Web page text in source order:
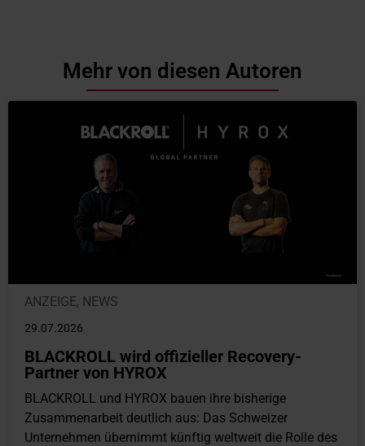
Mehr von diesen Autoren
ANZEIGE, NEWS
29.07.2026
BLACKROLL wird offizieller Recovery-
Partner von HYROX
BLACKROLL und HYROX bauen ihre bisherige
Zusammenarbeit deutlich aus: Das Schweizer
Unternehmen übernimmt künftig weltweit die Rolle des